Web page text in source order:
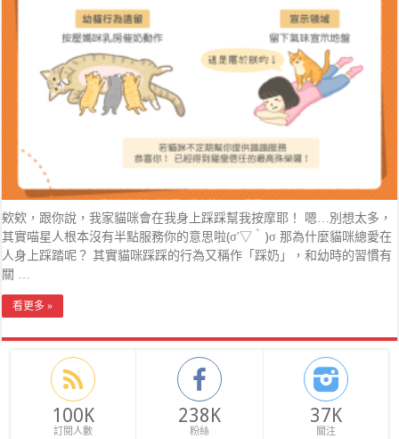
欸欸，跟你說，我家貓咪會在我身上踩踩幫我按摩耶！ 嗯…別想太多，
其實喵星人根本沒有半點服務你的意思啦(σ′▽‵)σ 那為什麼貓咪總愛在
人身上踩踏呢？ 其實貓咪踩踩的行為又稱作「踩奶」，和幼時的習慣有
關 …
看更多 »
100K
訂閱人數
238K
粉絲
37K
關注